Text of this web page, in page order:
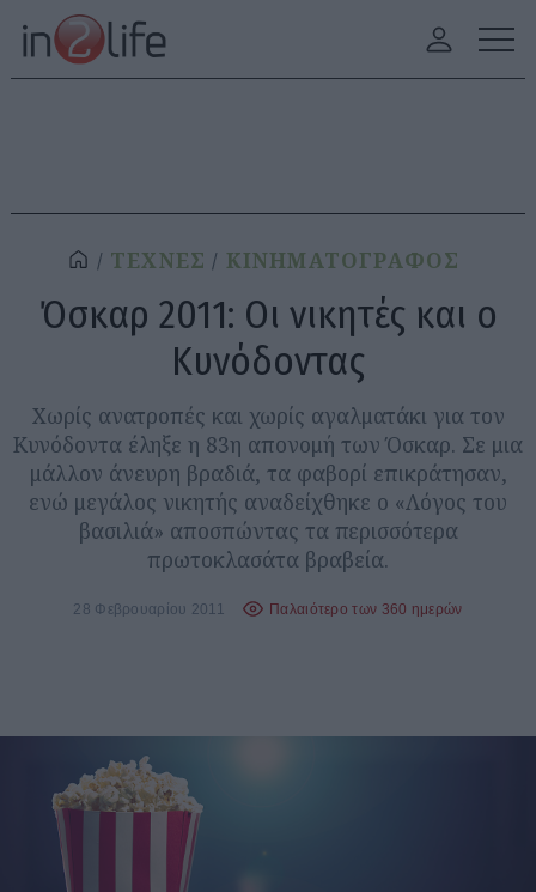
ΤΕΧΝΕΣ ΚΙΝΗΜΑΤΟΓΡΑΦΟΣ
Όσκαρ 2011: Οι νικητές και ο
Κυνόδοντας
Χωρίς ανατροπές και χωρίς αγαλματάκι για τον
Κυνόδοντα έληξε η 83η απονομή των Όσκαρ. Σε μια
μάλλον άνευρη βραδιά, τα φαβορί επικράτησαν,
ενώ μεγάλος νικητής αναδείχθηκε ο «Λόγος του
βασιλιά» αποσπώντας τα περισσότερα
πρωτοκλασάτα βραβεία.
28 Φεβρουαρίου 2011 Παλαιότερο των 360 ημερών